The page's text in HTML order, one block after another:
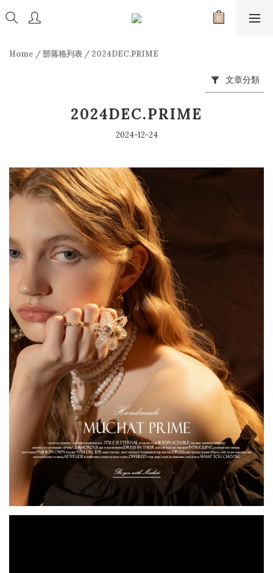
Home /部落格列表 / 2024DEC.PRIME
文章分類
2024DEC.PRIME
2024-12-24